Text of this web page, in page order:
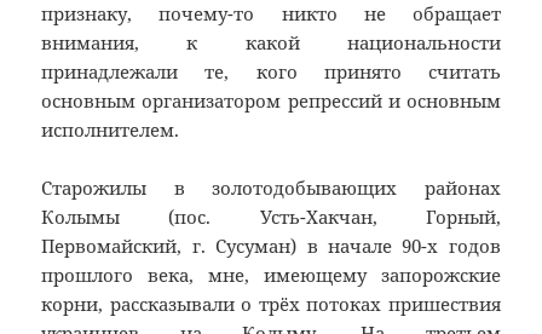
признаку, почему-то никто не обращает
внимания, к какой национальности
принадлежали те, кого принято считать
основным организатором репрессий и основным
исполнителем.
Старожилы в золотодобывающих районах
Колымы (пос. Усть-Хакчан, Горный,
Первомайский, г. Сусуман) в начале 90-х годов
прошлого века, мне, имеющему запорожские
корни, рассказывали о трёх потоках пришествия